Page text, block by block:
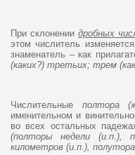
При склонении дробных
этом числитель
знаменатель – как
(каких?) третьих; трем
Числительные полтора
именительном и
во всех остальных
(полторы недели (и.п.),
километров (и.п.),